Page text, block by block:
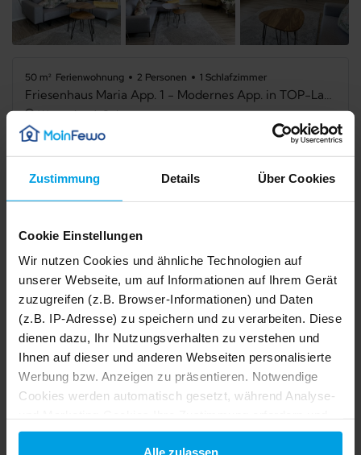
Zustimmung Details Über Cookies
Cookie Einstellungen
Wir nutzen Cookies und ähnliche Technologien auf
unserer Webseite, um auf Informationen auf Ihrem Gerät
zuzugreifen (z.B. Browser-Informationen) und Daten
(z.B. IP-Adresse) zu speichern und zu verarbeiten. Diese
dienen dazu, Ihr Nutzungsverhalten zu verstehen und
Ihnen auf dieser und anderen Webseiten personalisierte
Werbung bzw. Anzeigen zu präsentieren. Notwendige
Cookies werden automatisch gesetzt, während Analyse-
auch außerhalb der EU/EWR, z.B. in den USA,
Alle zulassen
50 m² Ferienwohnung 2 Personen 1 Schlafzimmer
Friesenhaus Maria App. 1 - Modernes App. in TOP-Lage, inkl. PKW-Stellplatz, WLAN. Haustiere nicht erlaubt.
Westerland, Sylt
Verfügbarkeit prüfen
Dusche Waschmaschine
Trockner Nichtraucher
Beschreibung
1/24
2/24
3/24
4/24
7/24
9/24